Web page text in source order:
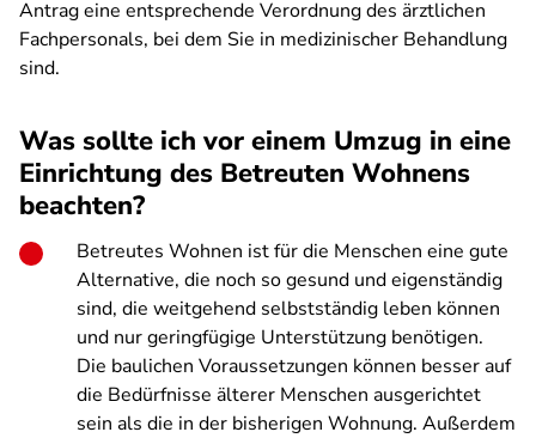
Antrag eine entsprechende Verordnung des ärztlichen
Fachpersonals, bei dem Sie in medizinischer Behandlung
sind.
Was sollte ich vor einem Umzug in eine
Einrichtung des Betreuten Wohnens
beachten?
Betreutes Wohnen ist für die Menschen eine gute
Alternative, die noch so gesund und eigenständig
sind, die weitgehend selbstständig leben können
und nur geringfügige Unterstützung benötigen.
Die baulichen Voraussetzungen können besser auf
die Bedürfnisse älterer Menschen ausgerichtet
sein als die in der bisherigen Wohnung. Außerdem